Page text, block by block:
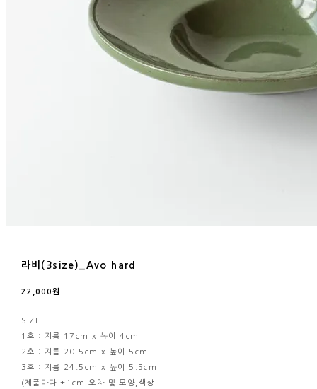
라비(3size)_Avo hard
22,000원
SIZE
1호 : 지름 17cm x 높이 4cm
2호 : 지름 20.5cm x 높이 5cm
3호 : 지름 24.5cm x 높이 5.5cm
(제품마다 ±1cm 오차 및 모양,색상